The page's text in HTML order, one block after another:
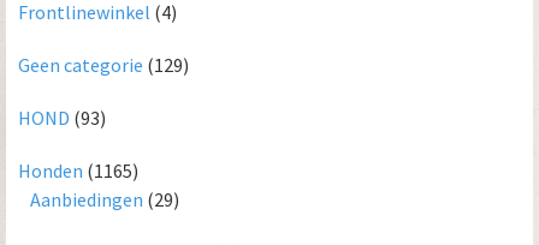
Frontlinewinkel (4)
Geen categorie (129)
HOND (93)
Honden (1165)
Aanbiedingen (29)